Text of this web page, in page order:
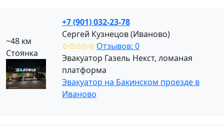
~48 км
Стоянка
+7 (901) 032-23-78
Сергей Кузнецов (Иваново)
✩✩✩✩✩ Отзывов: 0
Эвакуатор Газель Некст, ломаная
платформа
Эвакуатор на Бакинском проезде в
Иваново